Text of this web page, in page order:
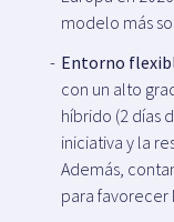
modelo más
Entorno
con un alto
híbrido (2 días
iniciativa y la
Además,
para favorecer